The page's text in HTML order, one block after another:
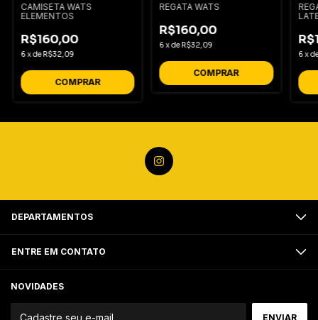
CAMISETA WATS
ELEMENTOS
R$160,00
6xdeR$32,09
COMPRAR
REGATA WATS
R$160,00
6xdeR$32,09
COMPRAR
6x
DEPARTAMENTOS
ENTRE EM CONTATO
NOVIDADES